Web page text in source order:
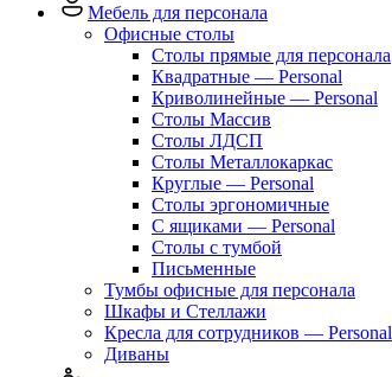
Мебель для персонала
Офисные столы
Столы прямые для персонала
Квадратные — Personal
Криволинейные — Personal
Столы Массив
Столы ЛДСП
Столы Металлокаркас
Круглые — Personal
Столы эргономичные
С ящиками — Personal
Столы с тумбой
Письменные
Тумбы офисные для персонала
Шкафы и Стеллажи
Кресла для сотрудников — Personal
Диваны